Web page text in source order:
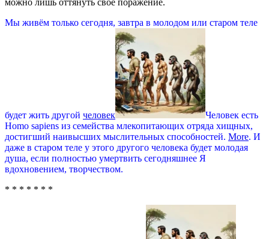
Мы живём только сегодня, завтра в молодом или старом теле
будет жить другой человек
Человек есть
Homo sapiens из семейства млекопитающих отряда хищных,
достигший наивысших мыслительных способностей. More. И
даже в старом теле у этого другого человека будет молодая
душа, если полностью умертвить сегодняшнее Я
вдохновением, творчеством.
* * * * * * *